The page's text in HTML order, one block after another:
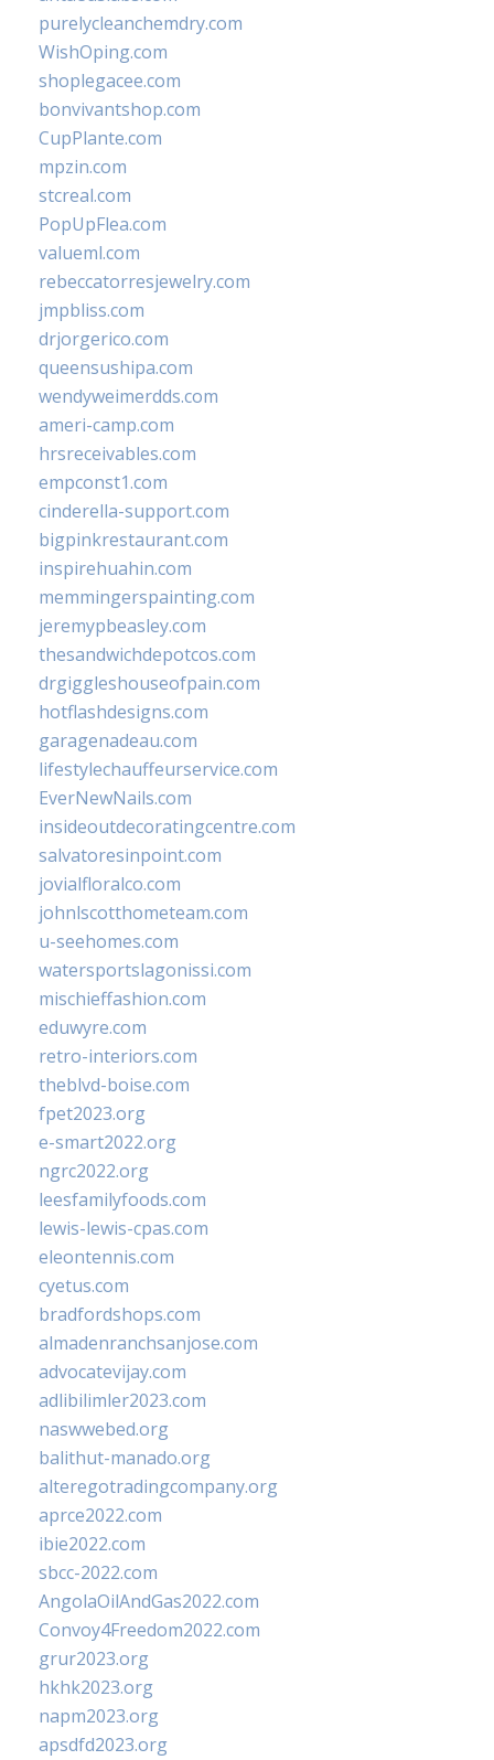
purelycleanchemdry.com
WishOping.com
shoplegacee.com
bonvivantshop.com
CupPlante.com
mpzin.com
stcreal.com
PopUpFlea.com
valueml.com
rebeccatorresjewelry.com
jmpbliss.com
drjorgerico.com
queensushipa.com
wendyweimerdds.com
ameri-camp.com
hrsreceivables.com
empconst1.com
cinderella-support.com
bigpinkrestaurant.com
inspirehuahin.com
memmingerspainting.com
jeremypbeasley.com
thesandwichdepotcos.com
drgiggleshouseofpain.com
hotflashdesigns.com
garagenadeau.com
lifestylechauffeurservice.com
EverNewNails.com
insideoutdecoratingcentre.com
salvatoresinpoint.com
jovialfloralco.com
johnlscotthometeam.com
u-seehomes.com
watersportslagonissi.com
mischieffashion.com
eduwyre.com
retro-interiors.com
theblvd-boise.com
fpet2023.org
e-smart2022.org
ngrc2022.org
leesfamilyfoods.com
lewis-lewis-cpas.com
eleontennis.com
cyetus.com
bradfordshops.com
almadenranchsanjose.com
advocatevijay.com
adlibilimler2023.com
naswwebed.org
balithut-manado.org
alteregotradingcompany.org
aprce2022.com
ibie2022.com
sbcc-2022.com
AngolaOilAndGas2022.com
Convoy4Freedom2022.com
grur2023.org
hkhk2023.org
napm2023.org
apsdfd2023.org